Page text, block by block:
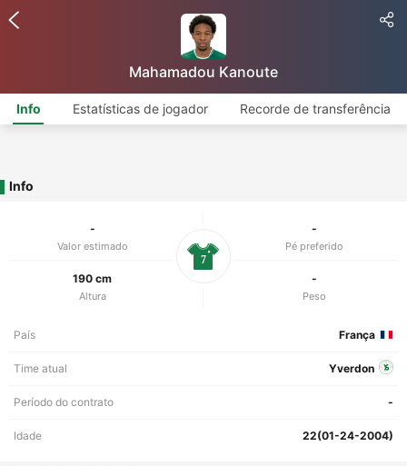
Mahamadou Kanoute
Info Estatísticas de jogador Recorde de transferência
Info
-
Valor estimado
-
Pé preferido
190 cm
Altura
-
Peso
7
País França
Time atual Yverdon
Período do contrato -
Idade 22(01-24-2004)